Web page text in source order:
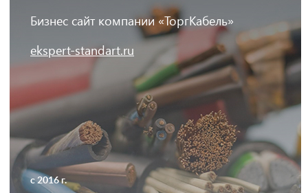
Бизнес сайт компании «ТоргКабель»
ekspert-standart.ru
с 2016 г.